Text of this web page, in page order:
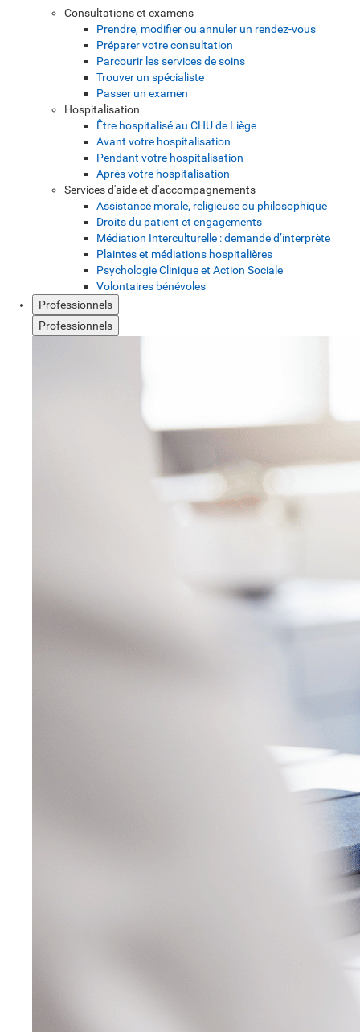
Consultations et examens
Prendre, modifier ou annuler un rendez-vous
Préparer votre consultation
Parcourir les services de soins
Trouver un spécialiste
Passer un examen
Hospitalisation
Être hospitalisé au CHU de Liège
Avant votre hospitalisation
Pendant votre hospitalisation
Après votre hospitalisation
Services d'aide et d'accompagnements
Assistance morale, religieuse ou philosophique
Droits du patient et engagements
Médiation Interculturelle : demande d’interprète
Plaintes et médiations hospitalières
Psychologie Clinique et Action Sociale
Volontaires bénévoles
Professionnels
Professionnels